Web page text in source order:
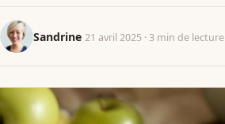
Sandrine 21 avril 2025 · 3 min de lecture